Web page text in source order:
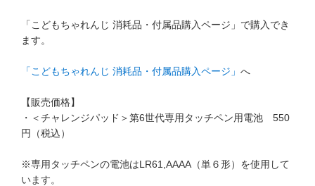
他の講座のよくある質問・手続きはこちら
進研ゼミ 小学講座
進研ゼミ 中学講座
進研ゼミ 中学講座 中高一貫
進研ゼミ 高校講座
「こどもちゃれんじ 消耗品・付属品購入ページ」で購入でき
ます。
「こどもちゃれんじ 消耗品・付属品購入ページ」 へ
【販売価格】
・＜チャレンジパッド＞第6世代専用タッチペン用電池 550
円（税込）
※専用タッチペンの電池はLR61,AAAA（単６形）を使用して
います。